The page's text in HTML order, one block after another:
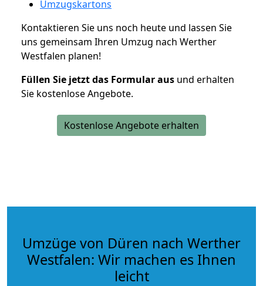
Umzugskartons
Kontaktieren Sie uns noch heute und lassen Sie
uns gemeinsam Ihren Umzug nach Werther
Westfalen planen!
Füllen Sie jetzt das Formular aus und erhalten
Sie kostenlose Angebote.
Kostenlose Angebote erhalten
Umzüge von Düren nach Werther
Westfalen: Wir machen es Ihnen
leicht